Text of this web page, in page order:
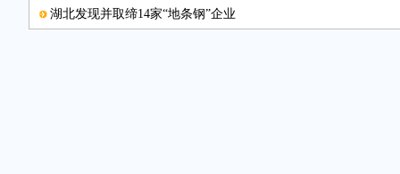
湖北发现并取缔14家“地条钢”企业